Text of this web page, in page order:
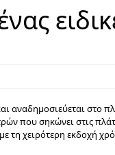
αναδημοσιεύεται στο
που σηκώνει στις
τη χειρότερη εκδοχή